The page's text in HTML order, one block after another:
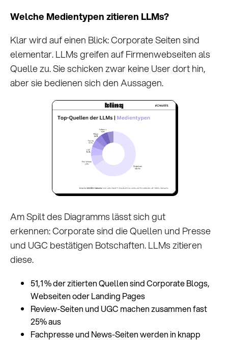
Welche Medientypen zitieren LLMs?
Klar wird auf einen Blick: Corporate Seiten sind
elementar. LLMs greifen auf Firmenwebseiten als
Quelle zu. Sie schicken zwar keine User dort hin,
aber sie bedienen sich den Aussagen.
Am Spilt des Diagramms lässt sich gut
erkennen: Corporate sind die Quellen und Presse
und UGC bestätigen Botschaften. LLMs zitieren
diese.
51,1 % der zitierten Quellen sind Corporate Blogs,
Webseiten oder Landing Pages
Review-Seiten und UGC machen zusammen fast
25% aus
Fachpresse und News-Seiten werden in knapp